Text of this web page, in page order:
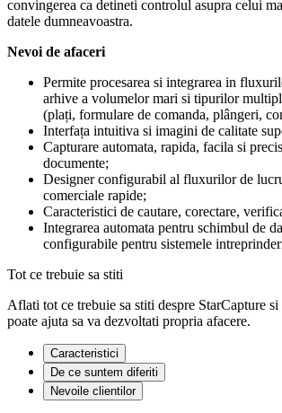
convingerea ca detineti controlul asupra celui
datele dumneavoastra.
Nevoi de afaceri
Permite procesarea si integrarea in
arhive a volumelor mari si tipurilor
(plați, formulare de comanda, plângeri,
Interfața intuitiva si imagini de calitate
Capturare automata, rapida, facila si
documente;
Designer configurabil al fluxurilor de
comerciale rapide;
Caracteristici de cautare, corectare,
Integrarea automata pentru schimbul de
configurabile pentru sistemele
Tot ce trebuie sa stiti
Aflati tot ce trebuie sa stiti despre StarCapture
poate ajuta sa va dezvoltati propria afacere.
Caracteristici
De ce suntem diferiti
Nevoile clientilor